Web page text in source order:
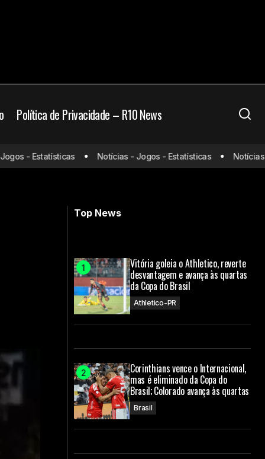
Política de Privacidade – R10 News
Confira
Lewandowski decide, e Barcelona
encosta no Real Madrid na Laliga
- Estatísticas Notícias - Jogos - Estatísticas Notícias -
Top News
Vitória goleia o Athletico, reverte
desvantagem e avança às quartas
da Copa do Brasil
Athletico-PR
Corinthians vence o Internacional,
mas é eliminado da Copa do
Brasil; Colorado avança às quartas
Brasil